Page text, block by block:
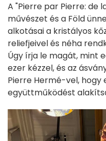
A "Pierre par Pierre: de
művészet és a Föld
alkotásai a kristályos
reliefjeivel és néha
Úgy írja le magát, mint
ezer kézzel, és az
Pierre Hermé-vel, hogy
együttműködést